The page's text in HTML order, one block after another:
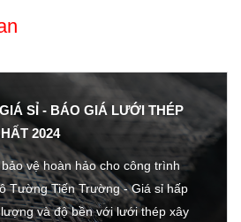
SỈ - BÁO GIÁ LƯỚI THÉP
2024
vệ hoàn hảo cho công trình
Tường Tiến Trường - Giá sỉ hấp
và độ bền với lưới thép xây